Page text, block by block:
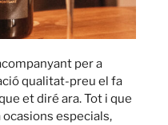
per a
qualitat-preu el fa
et diré ara. Tot i que
especials,